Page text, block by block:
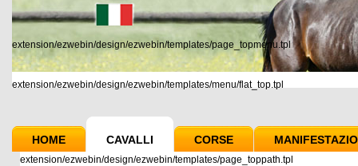
extension/ezwebin/design/ezwebin/templates/page_topmenu.tpl
extension/ezwebin/design/ezwebin/templates/menu/flat_top.tpl
HOME CAVALLI CORSE
extension/ezwebin/design/ezwebin/templates/page_toppath.tpl